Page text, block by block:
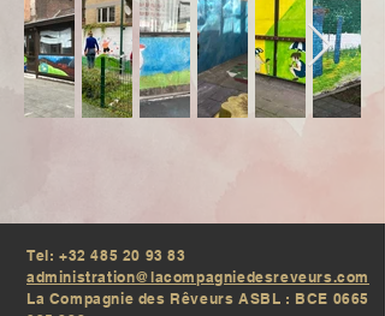
Tel: +32 485 20 93 83
administration@lacompagniedesreveurs.com
La Compagnie des Rêveurs ASBL : BCE 0665